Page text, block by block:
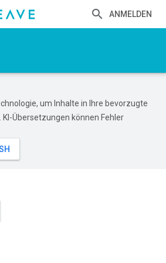
ANMELDEN
um Inhalte in Ihre bevorzugte
Übersetzungen können Fehler